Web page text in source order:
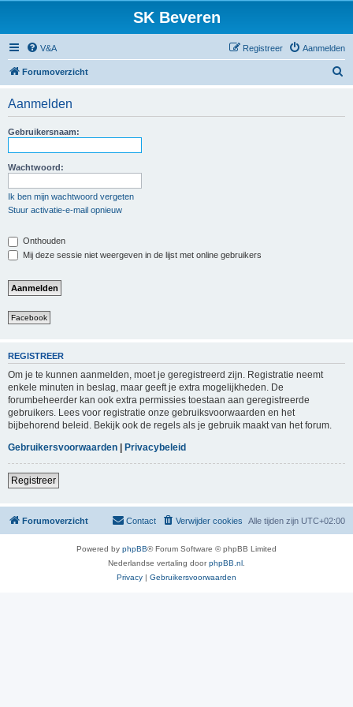
SK Beveren
V&A Aanmelden
Registreer
Forumoverzicht
Aanmelden
Gebruikersnaam:
Wachtwoord:
Ik ben mijn wachtwoord vergeten
Stuur activatie-e-mail opnieuw
Onthouden
Mij deze sessie niet weergeven in de lijst met online gebruikers
Facebook
REGISTREER
Om je te kunnen aanmelden, moet je geregistreerd zijn. Registratie neemt
enkele minuten in beslag, maar geeft je extra mogelijkheden. De
forumbeheerder kan ook extra permissies toestaan aan geregistreerde
gebruikers. Lees voor registratie onze gebruiksvoorwaarden en het
bijbehorend beleid. Bekijk ook de regels als je gebruik maakt van het forum.
Gebruikersvoorwaarden | Privacybeleid
Registreer
Forumoverzicht Alle tijden zijn UTC+02:00
Verwijder cookies
Contact
Powered by phpBB® Forum Software © phpBB Limited
Nederlandse vertaling doorphpBB.nl
Privacy | Gebruikersvoorwaarden